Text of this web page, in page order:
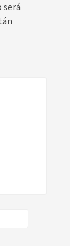
será